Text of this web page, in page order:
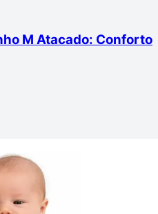
M Atacado: Conforto